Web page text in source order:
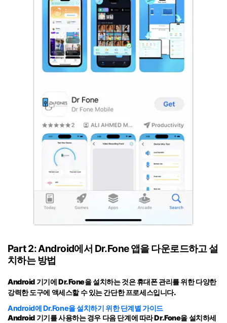
Part 2: Android에서 Dr.Fone 앱을 다운로드하고 설
치하는 방법
Android 기기에 Dr.Fone을 설치하는 것은 휴대폰 관리를 위한 다양한
강력한 도구에 액세스할 수 있는 간단한 프로세스입니다.
Android에 Dr.Fone을 설치하기 위한 단계별 가이드
Android 기기를 사용하는 경우 다음 단계에 따라 Dr.Fone을 설치하세